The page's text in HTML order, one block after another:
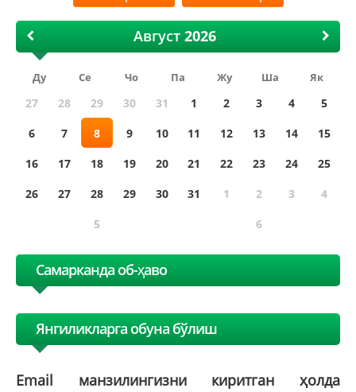
Август
Ду Се Чо Па Жу Ша Як
27 28 29 30 31 1 2 3 4
5
6
7 8 9 10 11 12 13 14
15
16
17 18 19 20 21 22 23 24
25
26
27 28 29 30 31 1 2 3
4
5
6
Самарканда об-ҳаво
Янгиликларга обуна бўлиш
Email манзилингизни киритган ҳолда